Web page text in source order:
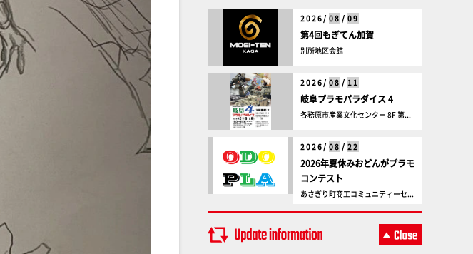
2026/ 08 / 09
第4回もぎてん加賀
別所地区会館
2026/ 08 / 11
岐阜プラモパラダイス 4
各務原市産業文化センター 8F 第...
2026/ 08 / 22
2026年夏休みおどんがプラモ
コンテスト
あさぎり町商工コミュニティーセ...